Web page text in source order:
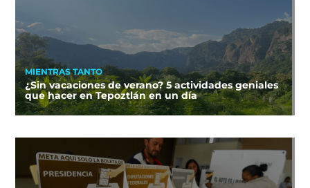
MIENTRAS TANTO
¿Sin vacaciones de verano? 5 actividades geniales
que hacer en Tepoztlán en un día